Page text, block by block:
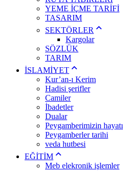
YEME İÇME TARİFİ
TASARIM
SEKTÖRLER
Kargolar
SÖZLÜK
TARIM
İSLAMİYET
Kur’an-ı Kerim
Hadisi şerifler
Camiler
İbadetler
Dualar
Peygamberimizin hayatı
Peygamberler tarihi
veda hutbesi
EĞİTİM
Meb elekronik işlemler